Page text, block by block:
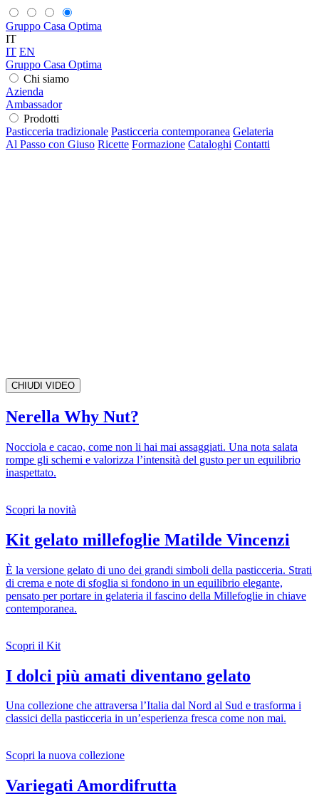
Gruppo Casa Optima
IT
IT EN
Gruppo Casa Optima
Chi siamo
Azienda
Ambassador
Prodotti
Pasticceria tradizionale Pasticceria contemporanea Gelateria
Al Passo con Giuso Ricette Formazione Cataloghi Contatti
CHIUDI VIDEO
Nerella Why Nut?
Nocciola e cacao, come non li hai mai assaggiati. Una nota salata
rompe gli schemi e valorizza l’intensità del gusto per un equilibrio
inaspettato.
Scopri la novità
Kit gelato millefoglie Matilde Vincenzi
È la versione gelato di uno dei grandi simboli della pasticceria. Strati
di crema e note di sfoglia si fondono in un equilibrio elegante,
pensato per portare in gelateria il fascino della Millefoglie in chiave
contemporanea.
Scopri il Kit
I dolci più amati diventano gelato
Una collezione che attraversa l’Italia dal Nord al Sud e trasforma i
classici della pasticceria in un’esperienza fresca come non mai.
Scopri la nuova collezione
Variegati Amordifrutta